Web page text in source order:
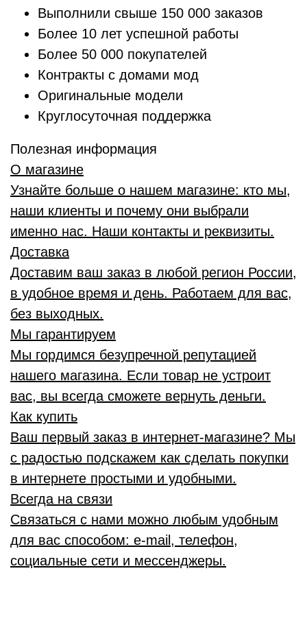
Выполнили свыше 150 000 заказов
Более 10 лет успешной работы
Более 50 000 покупателей
Контракты с домами мод
Оригинальные модели
Круглосуточная поддержка
Полезная информация
О магазине
Узнайте больше о нашем магазине: кто мы,
наши клиенты и почему они выбрали
именно нас. Наши контакты и реквизиты.
Доставка
Доставим ваш заказ в любой регион России,
в удобное время и день. Работаем для вас,
без выходных.
Мы гарантируем
Мы гордимся безупречной репутацией
нашего магазина. Если товар не устроит
вас, вы всегда сможете вернуть деньги.
Как купить
Ваш первый заказ в интернет-магазине? Мы
с радостью подскажем как сделать покупки
в интернете простыми и удобными.
Всегда на связи
Связаться с нами можно любым удобным
для вас способом: e-mail, телефон,
социальные сети и мессенджеры.